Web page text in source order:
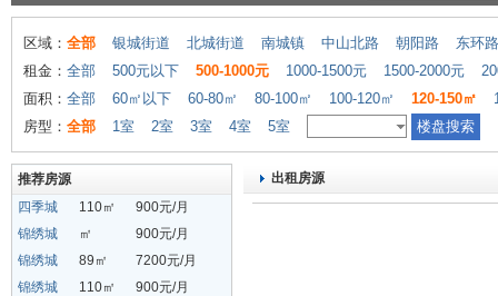
区域： 全部 银城街道 北城街道 南城镇 中山北路 朝阳路
东环路
租金： 全部 500元以下 500-1000元 1000-1500元 1500-2000元
面积： 全部 60㎡以下 60-80㎡ 80-100㎡ 100-120㎡ 120-150㎡
房型： 全部 1室 2室 3室 4室 5室
推荐房源
四季城
110㎡
900元/月
锦绣城
㎡
900元/月
锦绣城
89㎡
7200元/月
锦绣城
110㎡ 900元/月
出租房源